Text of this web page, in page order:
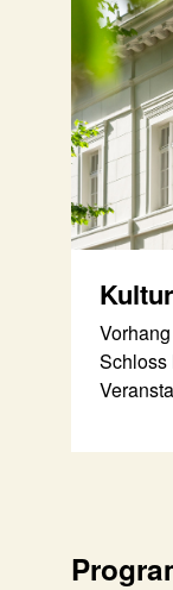
Schloss